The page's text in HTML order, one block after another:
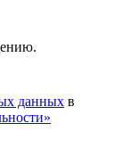
данных в